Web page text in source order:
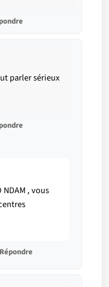
parler sérieux
, vous
Répondre